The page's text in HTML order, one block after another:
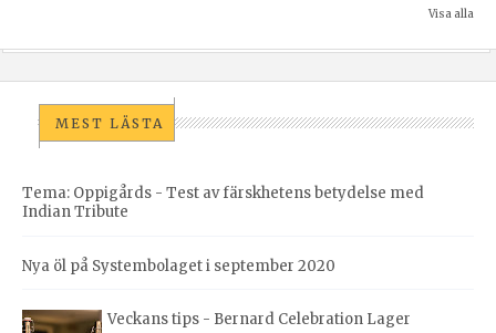
Visa alla
MEST LÄSTA
Tema: Oppigårds - Test av färskhetens betydelse med
Indian Tribute
Nya öl på Systembolaget i september 2020
Veckans tips - Bernard Celebration Lager